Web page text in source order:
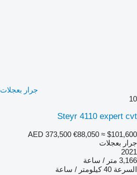
جرار بعجلات Steyr 4110 expert cvt
10
Steyr 4110 expert cvt
AED 373,500 €88,050 ≈ $101,600
جرار بعجلات
2021
3,166 متر / ساعة
السرعة 40 كيلومتر / ساعة